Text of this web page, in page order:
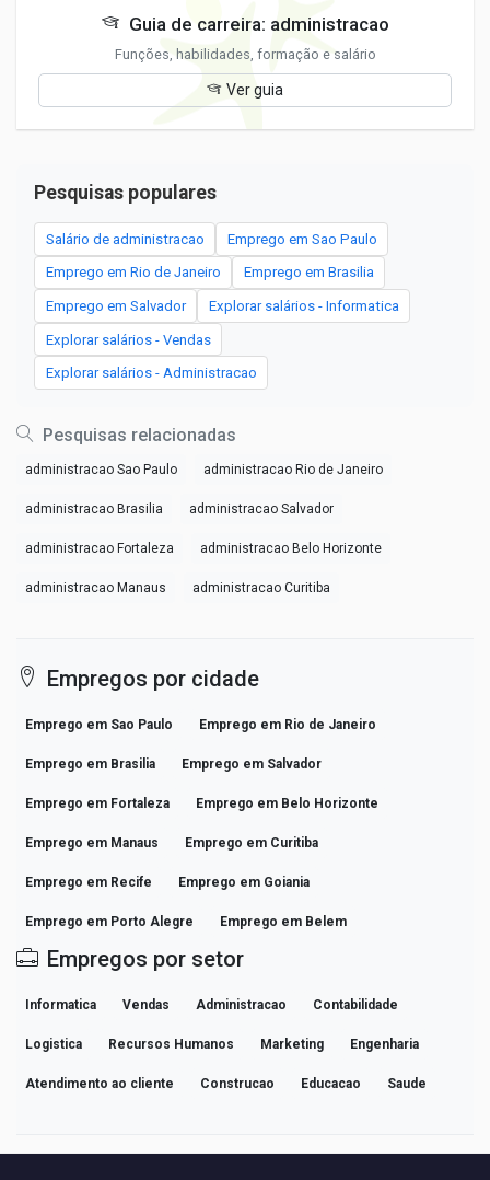
Guia de carreira: administracao
Funções, habilidades, formação e salário
Ver guia
Pesquisas populares
Salário de administracao Emprego em Sao Paulo
Emprego em Rio de Janeiro Emprego em Brasilia
Emprego em Salvador Explorar salários - Informatica
Explorar salários - Vendas
Explorar salários - Administracao
Pesquisas relacionadas
administracao Sao Paulo administracao Rio de Janeiro
administracao Brasilia administracao Salvador
administracao Fortaleza administracao Belo Horizonte
administracao Manaus administracao Curitiba
Empregos por cidade
Emprego em Sao Paulo Emprego em Rio de Janeiro
Emprego em Brasilia Emprego em Salvador
Emprego em Fortaleza Emprego em Belo Horizonte
Emprego em Manaus Emprego em Curitiba
Emprego em Recife Emprego em Goiania
Emprego em Porto Alegre Emprego em Belem
Empregos por setor
Informatica Vendas Administracao Contabilidade
Logistica Recursos Humanos Marketing Engenharia
Atendimento ao cliente Construcao Educacao Saude